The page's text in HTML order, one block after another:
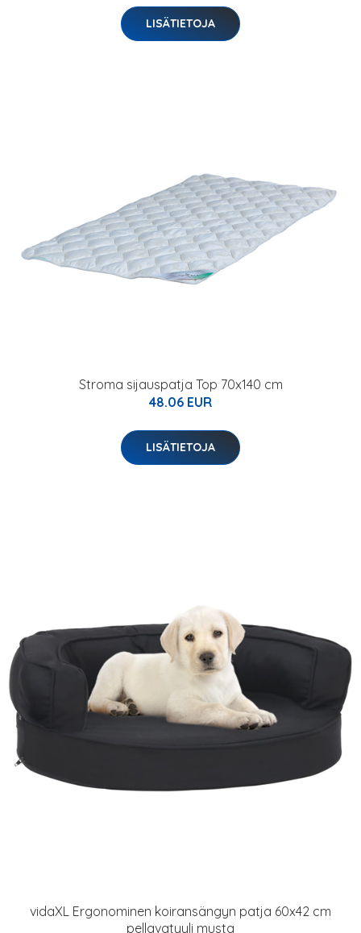
LISÄTIETOJA
Stroma sijauspatja Top 70x140 cm
48.06 EUR
LISÄTIETOJA
vidaXL Ergonominen koiransängyn patja 60x42 cm
pellavatyyli musta